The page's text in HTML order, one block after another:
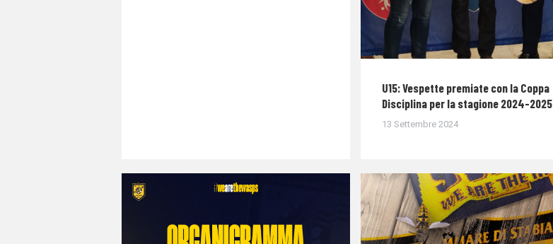
U15: Vespette premiate con la Coppa
Disciplina per la stagione 2024-2025
13 Settembre 2024